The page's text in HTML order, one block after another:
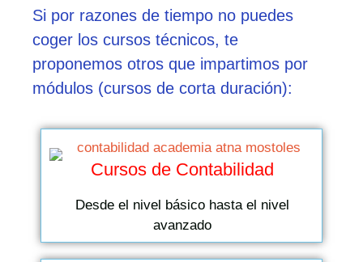
Si por razones de tiempo no puedes
coger los cursos técnicos, te
proponemos otros que impartimos por
módulos (cursos de corta duración):
Cursos de Contabilidad
Desde el nivel básico hasta el nivel
avanzado